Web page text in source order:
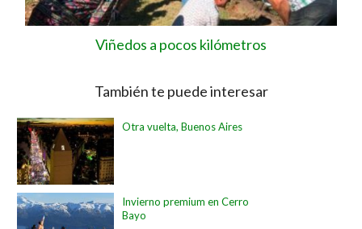
Viñedos a pocos kilómetros
También te puede interesar
Otra vuelta, Buenos Aires
Invierno premium en Cerro
Bayo